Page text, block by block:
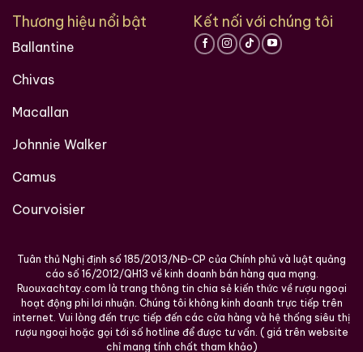
Thương hiệu nổi bật
Ballantine
Chivas
Macallan
Johnnie Walker
Camus
Courvoisier
Kết nối với chúng tôi
Tuân thủ Nghị định số 185/2013/NĐ-CP của Chính phủ và luật quảng
cáo số 16/2012/QH13 về kinh doanh bán hàng qua mạng.
Ruouxachtay.com là trang thông tin chia sẻ kiến thức về rượu ngoại
hoạt động phi lơi nhuận. Chúng tôi không kinh doanh trực tiếp trên
internet. Vui lòng đến trực tiếp đến các cửa hàng và hệ thống siêu thị
rượu ngoại hoặc gọi tới số hotline để được tư vấn. ( giá trên website
chỉ mang tính chất tham khảo)